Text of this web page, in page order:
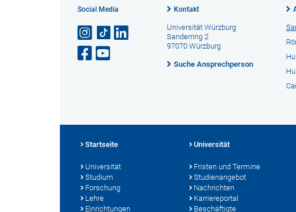
Social Media Kontakt
Universität Würzburg
Sanderring 2
97070 Würzburg
Suche Ansprechperson
Startseite
Universität
Studium
Forschung
Lehre
Einrichtungen
Universität
Fristen und Termine
Studienangebot
Nachrichten
Karriereportal
Beschäftigte